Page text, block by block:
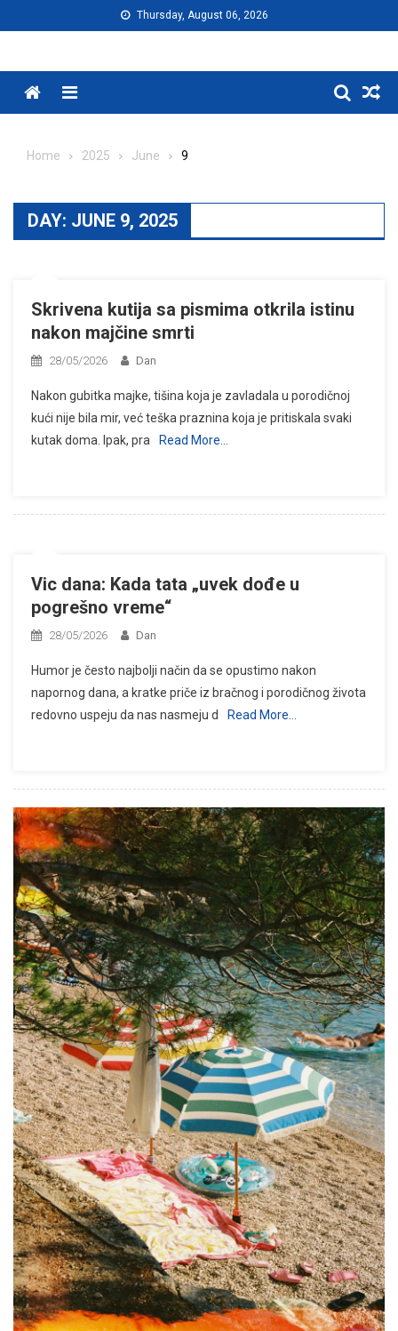
to
Thursday, August 06, 2026
Menu
Home 2025 June 9
DAY: JUNE 9, 2025
Skrivena kutija sa pismima otkrila istinu
nakon majčine smrti
28/05/2026 Dan
Nakon gubitka majke, tišina koja je zavladala u porodičnoj
kući nije bila mir, već teška praznina koja je pritiskala svaki
kutak doma. Ipak, pra
Read More…
Vic dana: Kada tata „uvek dođe u
pogrešno vreme“
28/05/2026 Dan
Humor je često najbolji način da se opustimo nakon
napornog dana, a kratke priče iz bračnog i porodičnog života
redovno uspeju da nas nasmeju d
Read More…